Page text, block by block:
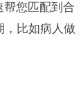
您匹配到合
，比如病人做